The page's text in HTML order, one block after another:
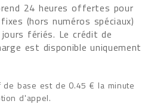
24 heures offertes pour
(hors numéros spéciaux)
fériés. Le crédit de
est disponible uniquement
de base est de 0.45 € la minute
d'appel.